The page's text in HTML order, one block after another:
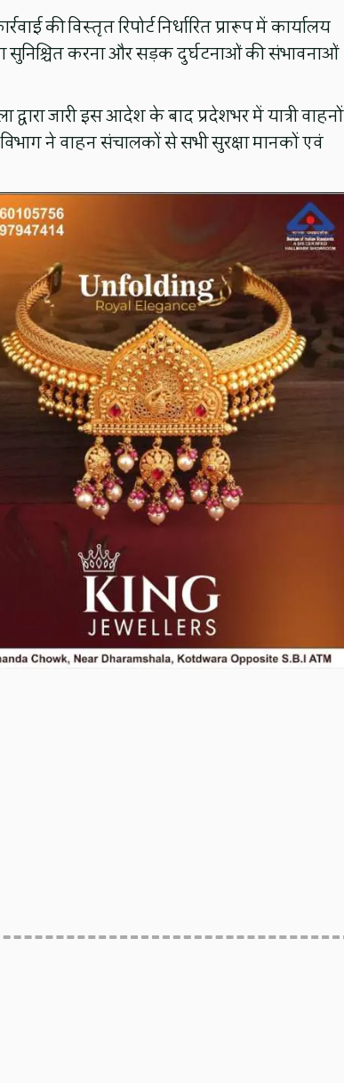
की विस्तृत रिपोर्ट निर्धारित प्रारूप में कार्यालय
सुनिश्चित करना और सड़क दुर्घटनाओं की संभावनाओं
जारी इस आदेश के बाद प्रदेशभर में यात्री वाहनों
ने वाहन संचालकों से सभी सुरक्षा मानकों एवं